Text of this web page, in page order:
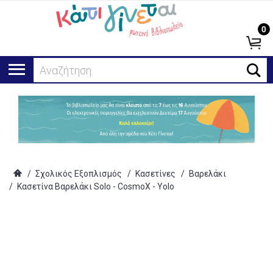
Αναζήτηση...
0
/ Σχολικός Εξοπλισμός / Κασετίνες / Βαρελάκι
/ Κασετίνα Βαρελάκι Solo - CosmoX - Yolo